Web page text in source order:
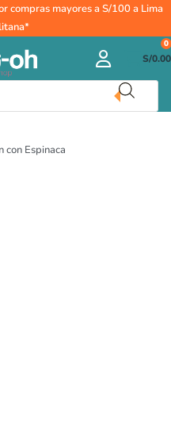
compras mayores a S/100 a Lima
S/0.00
0
con Espinaca